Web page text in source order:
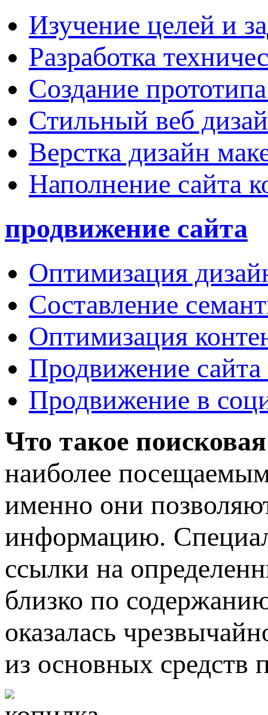
Изучение целей и
Разработка
Создание
Стильный веб
Верстка дизайн
Наполнение сайта
продвижение сайта
Оптимизация
Составление
Оптимизация
Продвижение сайта
Продвижение в
Что такое
наиболее
именно они
информацию.
ссылки на
близко по
оказалась
из основных средств